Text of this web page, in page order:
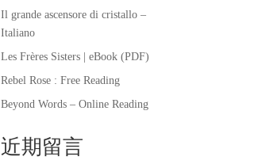
Il grande ascensore di cristallo –
Italiano
Les Frères Sisters | eBook (PDF)
Rebel Rose : Free Reading
Beyond Words – Online Reading
近期留言